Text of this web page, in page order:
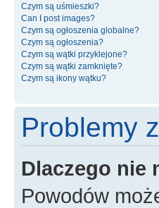
Czym są uśmieszki?
Can I post images?
Czym są ogłoszenia globalne?
Czym są ogłoszenia?
Czym są wątki przyklejone?
Czym są wątki zamknięte?
Czym są ikony wątku?
Problemy
Dlaczego nie
Powodów